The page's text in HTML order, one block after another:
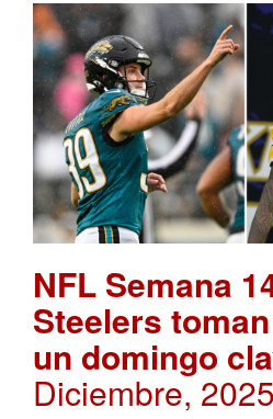
NFL Semana
Steelers
un domingo
Diciembre,